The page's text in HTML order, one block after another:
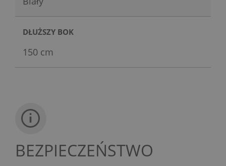
DŁUŻSZY BOK
150 cm
BEZPIECZEŃSTWO